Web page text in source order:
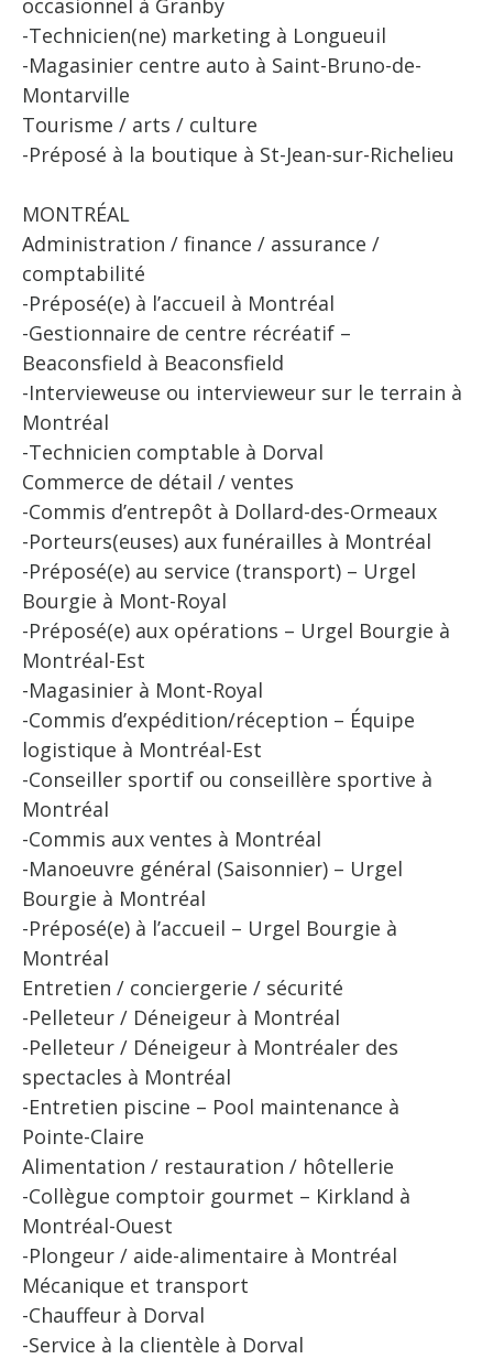
occasionnel à Granby
-Technicien(ne) marketing à Longueuil
-Magasinier centre auto à Saint-Bruno-de-
Montarville
Tourisme / arts / culture
-Préposé à la boutique à St-Jean-sur-Richelieu
MONTRÉAL
Administration / finance / assurance /
comptabilité
-Préposé(e) à l’accueil à Montréal
-Gestionnaire de centre récréatif –
Beaconsfield à Beaconsfield
-Intervieweuse ou intervieweur sur le terrain à
Montréal
-Technicien comptable à Dorval
Commerce de détail / ventes
-Commis d’entrepôt à Dollard-des-Ormeaux
-Porteurs(euses) aux funérailles à Montréal
-Préposé(e) au service (transport) – Urgel
Bourgie à Mont-Royal
-Préposé(e) aux opérations – Urgel Bourgie à
Montréal-Est
-Magasinier à Mont-Royal
-Commis d’expédition/réception – Équipe
logistique à Montréal-Est
-Conseiller sportif ou conseillère sportive à
Montréal
-Commis aux ventes à Montréal
-Manoeuvre général (Saisonnier) – Urgel
Bourgie à Montréal
-Préposé(e) à l’accueil – Urgel Bourgie à
Montréal
Entretien / conciergerie / sécurité
-Pelleteur / Déneigeur à Montréal
-Pelleteur / Déneigeur à Montréaler des
spectacles à Montréal
-Entretien piscine – Pool maintenance à
Pointe-Claire
Alimentation / restauration / hôtellerie
-Collègue comptoir gourmet – Kirkland à
Montréal-Ouest
-Plongeur / aide-alimentaire à Montréal
Mécanique et transport
-Chauffeur à Dorval
-Service à la clientèle à Dorval